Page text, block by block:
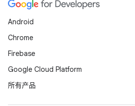
Android
Chrome
Firebase
Google Cloud Platform
所有产品